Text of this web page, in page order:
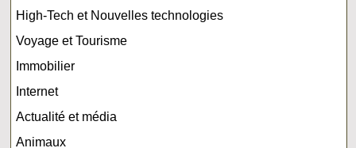
High-Tech et Nouvelles technologies
Voyage et Tourisme
Immobilier
Internet
Actualité et média
Animaux